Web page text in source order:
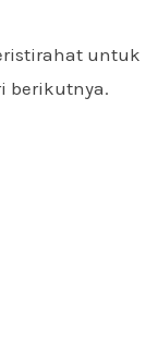
untuk
berikutnya.